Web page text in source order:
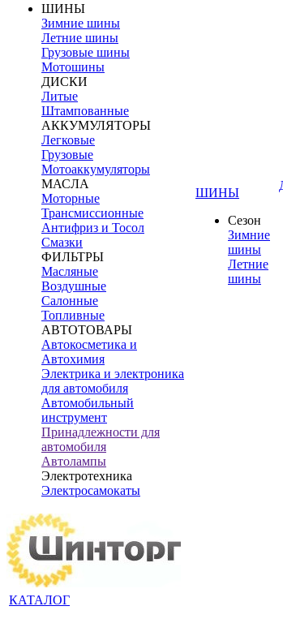
ШИНЫ
Зимние шины
Летние шины
Грузовые шины
Мотошины
ДИСКИ
Литые
Штампованные
АККУМУЛЯТОРЫ
Легковые
Грузовые
Мотоаккумуляторы
МАСЛА
Моторные
Трансмиссионные
Антифриз и Тосол
Смазки
ФИЛЬТРЫ
Масляные
Воздушные
Салонные
Топливные
АВТОТОВАРЫ
Автокосметика и
Автохимия
Электрика и электроника
для автомобиля
Автомобильный
инструмент
Принадлежности для
автомобиля
Автолампы
Электротехника
Электросамокаты
ШИНЫ
Сезон
Зимние
шины
Летние
шины
КАТАЛОГ